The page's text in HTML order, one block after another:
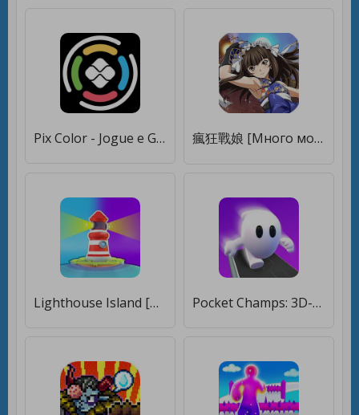
Pix Color - Jogue e Ganhe [Много монет] 瘋狂戰娘 [Много монет]
Lighthouse Island [Много монет] Pocket Champs: 3D-гонки [Много монет]